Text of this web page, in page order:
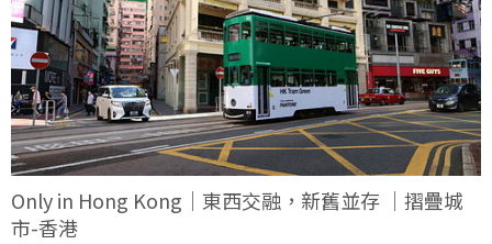
Only in Hong Kong｜東西交融，新舊並存 ｜摺疊城
市-香港